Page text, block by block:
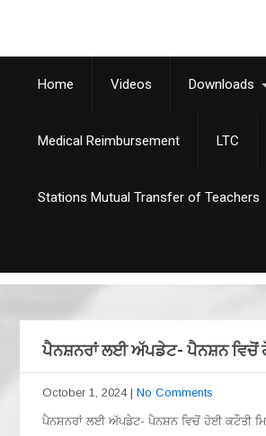
Home Videos Downloads
Medical Reimbursement LTC
Stations Mutual Transfer of Teachers
ਪੈਨਸ਼ਨਰਾਂ ਲਈ ਅੱਪਡੇਟ- ਪੈਨਸ਼ਨ ਵਿਚੋਂ
October 1, 2024 | No Comments
ਪੈਨਸ਼ਨਰਾਂ ਲਈ ਅੱਪਡੇਟ- ਪੈਨਸ਼ਨ ਵਿਚੋਂ ਹੋਈ ਕਟੌਤੀ